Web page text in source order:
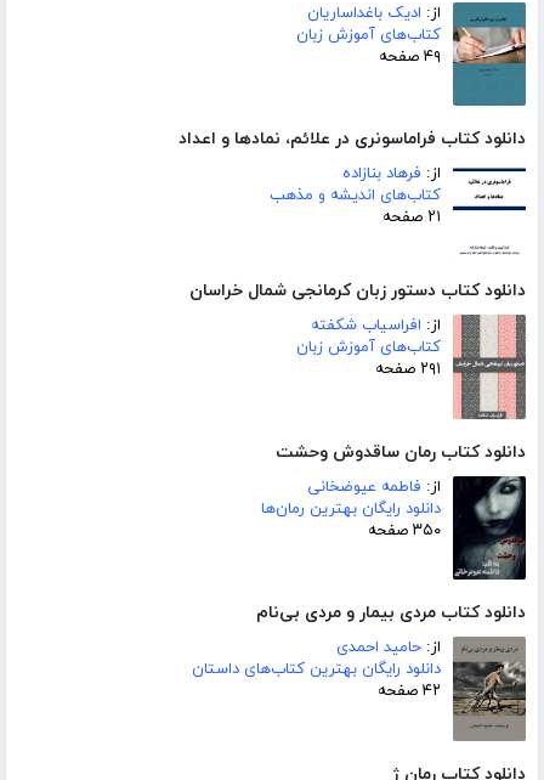
از: ادیک باغداساریان
کتاب‌های آموزش زبان
۴۹ صفحه
دانلود کتاب فراماسونری در علائم، نمادها و اعداد
از: فرهاد بنازاده
کتاب‌های اندیشه و مذهب
۲۱ صفحه
دانلود کتاب دستور زبان کرمانجی شمال خراسان
از: افراسیاب شکفته
کتاب‌های آموزش زبان
۲۹۱ صفحه
دانلود کتاب رمان ساقدوش وحشت
از: فاطمه عیوضخانی
دانلود رایگان بهترین رمان‌ها
۳۵۰ صفحه
دانلود کتاب مردی بیمار و مردی بی‌نام
از: حامید احمدی
دانلود رایگان بهترین کتاب‌های داستان
۴۲ صفحه
دانلود کتاب رمان ژ